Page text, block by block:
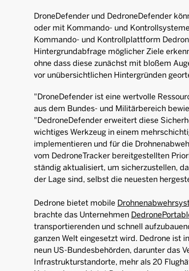
DroneDefender und DedroneDefender
oder mit Kommando- und
Kommando- und Kontrollplattform
Hintergrundabfrage möglicher Ziele
ohne dass diese zunächst mit bloßem
vor unübersichtlichen Hintergründen
"DroneDefender ist eine wertvolle
aus dem Bundes- und Militärbereich
"DedroneDefender erweitert diese
wichtiges Werkzeug in einem
implementieren und für die
vom DedroneTracker bereitgestellten
ständig aktualisiert, um sicherzustellen,
der Lage sind, selbst die neuesten
Dedrone bietet mobile
brachte das Unternehmen
transportierenden und schnell
ganzen Welt eingesetzt wird. Dedrone ist
neun US-Bundesbehörden, darunter das
Infrastrukturstandorte, mehr als 20